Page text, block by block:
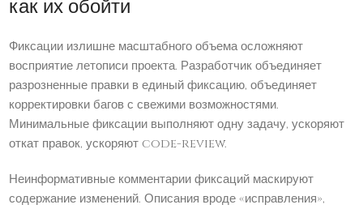
как их обойти
Фиксации излишне масштабного объема осложняют
восприятие летописи проекта. Разработчик объединяет
разрозненные правки в единый фиксацию, объединяет
корректировки багов с свежими возможностями.
Минимальные фиксации выполняют одну задачу, ускоряют
откат правок, ускоряют code-review.
Неинформативные комментарии фиксаций маскируют
содержание изменений. Описания вроде «исправления»,